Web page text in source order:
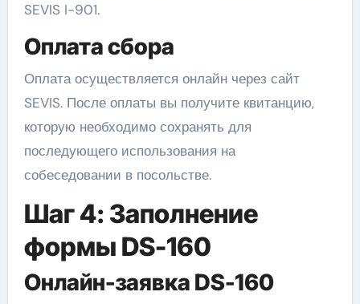
SEVIS I-901.
Оплата сбора
Оплата осуществляется онлайн через сайт
SEVIS. После оплаты вы получите квитанцию,
которую необходимо сохранять для
последующего использования на
собеседовании в посольстве.
Шаг 4: Заполнение
формы DS-160
Онлайн-заявка DS-160